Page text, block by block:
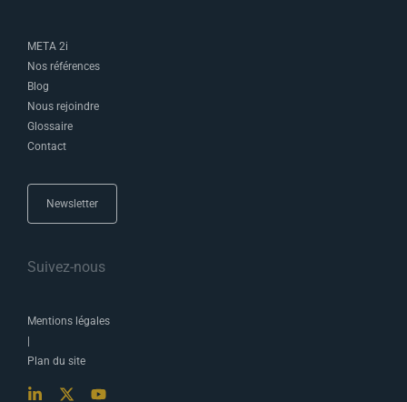
META 2i
Nos références
Blog
Nous rejoindre
Glossaire
Contact
Newsletter
Suivez-nous
Mentions légales
Plan du site